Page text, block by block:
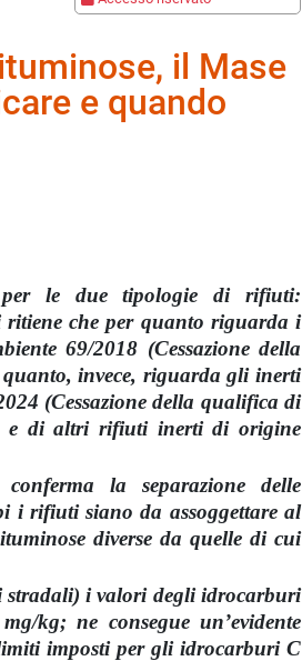
il Mase
e quando
le due tipologie di rifiuti:
ritiene che per quanto riguarda i
69/2018 (Cessazione della
invece, riguarda gli inerti
(Cessazione della qualifica di
e di altri rifiuti inerti di origine
la separazione delle
i rifiuti siano da assoggettare al
diverse da quelle di cui
stradali) i valori degli idrocarburi
kg; ne consegue un’evidente
imposti per gli idrocarburi C